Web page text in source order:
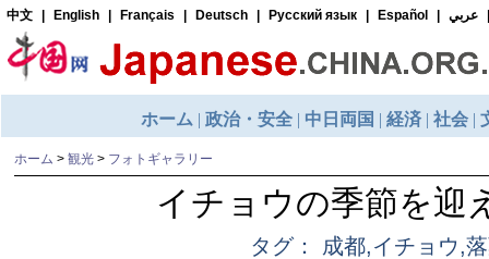
ホーム > 観光 > フォトギャラリー
イチョウの季節を迎
タグ： 成都,イチョウ,